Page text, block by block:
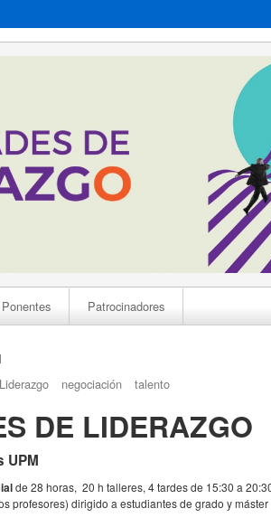
Ponentes Patrocinadores
Liderazgo negociación talento
DE LIDERAZGO
UPM
de 28 horas, 20 h talleres, 4 tardes de 15:30 a
profesores) dirigido a estudiantes de grado y máster